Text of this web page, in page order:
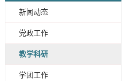
新闻动态
党政工作
教学科研
学团工作